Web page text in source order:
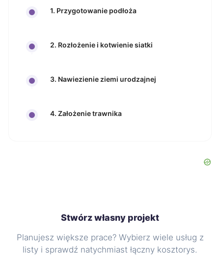
1. Przygotowanie podłoża
2. Rozłożenie i kotwienie siatki
3. Nawiezienie ziemi urodzajnej
4. Założenie trawnika
Stwórz własny projekt
Planujesz większe prace? Wybierz wiele usług z
listy i sprawdź natychmiast łączny kosztorys.